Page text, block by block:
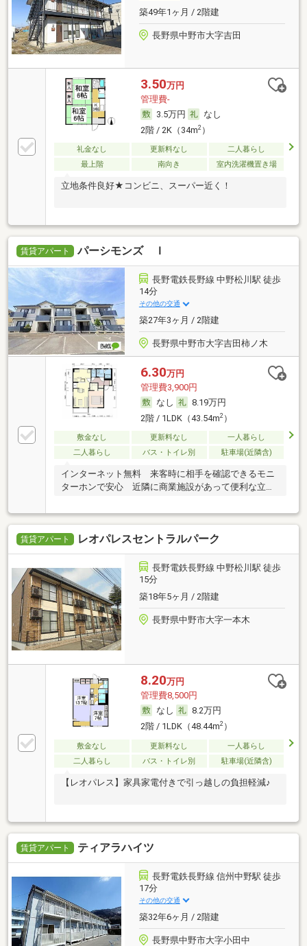
築49年1ヶ月 / 2階建
長野県中野市大字吉田
3.50万円
管理費-
3.5万円
なし
2階 / 2K（34m2）
礼金なし 更新料なし
二人暮らし
最上階
南向き 室内洗濯機置き場
立地条件良好★コンビニ、スーパー近く！
賃貸アパート パーシモンズ Ｉ
長野電鉄長野線 中野松川駅 徒歩
14分
その他の交通
築27年3ヶ月 / 2階建
長野県中野市大字吉田柿ノ木
6.30万円
管理費3,900円
なし
8.19万円
2階 / 1LDK（43.54m2）
敷金なし 更新料なし
一人暮らし
二人暮らし
バス・トイレ別 駐車場(近隣含)
インターネット無料 来客時に相手を確認できるモニ
ターホンで安心 近隣に商業施設があって便利な立地
賃貸アパート レオパレスセントラルパーク
長野電鉄長野線 中野松川駅 徒歩
15分
築18年5ヶ月 / 2階建
長野県中野市大字一本木
8.20万円
管理費8,500円
なし
8.2万円
2階 / 1LDK（48.44m2）
敷金なし 更新料なし
一人暮らし
二人暮らし
バス・トイレ別 駐車場(近隣含)
【レオパレス】家具家電付きで引っ越しの負担軽減♪
賃貸アパート ティアラハイツ
長野電鉄長野線 信州中野駅 徒歩
17分
その他の交通
築32年6ヶ月 / 2階建
長野県中野市大字小田中